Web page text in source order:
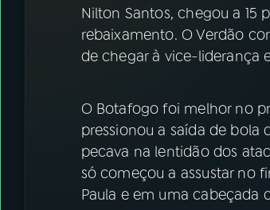
ACOMPANHE A RÁDIO NACIONAL
YouTube Facebook
Nilton Santos, chegou a
rebaixamento. O Verdão
de chegar à vice-liderança
O Botafogo foi melhor no
pressionou a saída de bola
pecava na lentidão dos
só começou a assustar no
Paula e em uma cabeçada